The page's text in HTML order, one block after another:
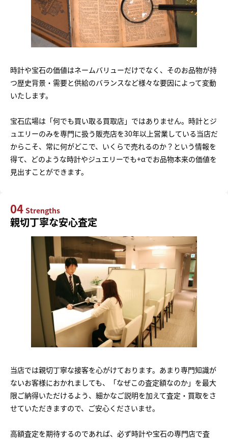
時計や宝石の価値はネームバリューだけでなく、そのお品物が持
つ歴史背景・需要と供給のバランスなど様々な要因によって変動
いたします。
宝石広場は「何でも買い取る買取店」ではありません。時計とジ
ュエリーのみを専門に扱う販売店を30年以上営業している当店だ
からこそ、常に何がどこで、いくらで売れるのか？という情報を
得て、どのような時計やジュエリーでも+αでお品物本来の価値を
見出すことができます。
04 Strengths
親切丁寧な安心査定
当店では親切丁寧な接客を心がけております。あまり専門知識が
ないお客様におかれましても、「なぜこの査定額なのか」を最大
限ご納得いただけるよう、細かなご説明を加えて査定・買取をさ
せていただきますので、ご安心くださいませ。
高額査定を期待するのであれば、必ず時計や宝石の専門店で査